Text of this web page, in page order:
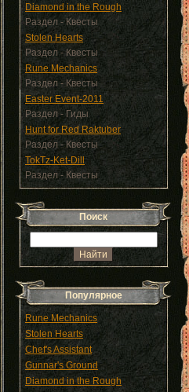
Diamond in the Rough
Раздел - Квесты
Stolen Hearts
Раздел - Квесты
Rune Mechanics
Раздел - Квесты
Easter Event-2011
Раздел - Гиды
Hunt for Red Raktuber
Раздел - Квесты
TokTz-Ket-Dill
Раздел - Квесты
Поиск
Популярное
Rune Mechanics
Stolen Hearts
Chef's Assistant
Gunnar's Ground
Diamond in the Rough